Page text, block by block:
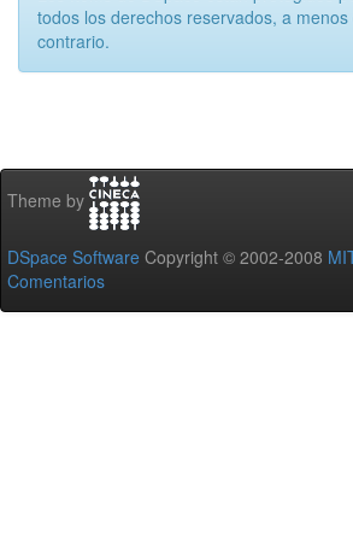
todos los derechos reservados, a
contrario.
Theme by
DSpace Software Copyright © 2002-2008
Comentarios